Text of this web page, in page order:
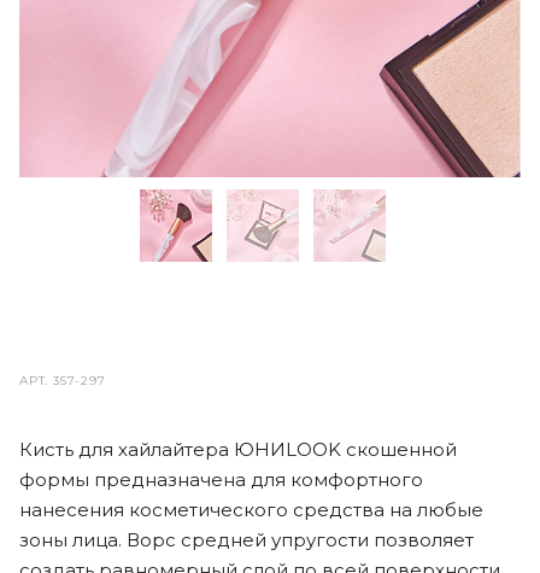
АРТ.357-297
Кисть для хайлайтера ЮНИLOOK скошенной
формы предназначена для комфортного
нанесения косметического средства на любые
зоны лица. Ворс средней упругости позволяет